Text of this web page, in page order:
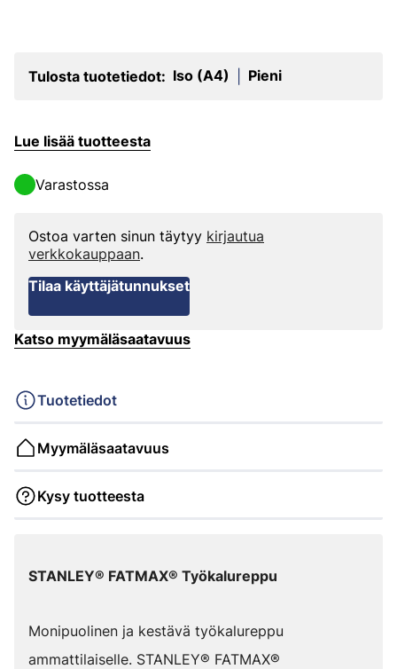
Tulosta tuotetiedot: Iso (A4) Pieni
Lue lisää tuotteesta
Varastossa
Ostoa varten sinun täytyy kirjautua
verkkokauppaan.
Tilaa käyttäjätunnukset
Katso myymäläsaatavuus
Tuotetiedot
Myymäläsaatavuus
Kysy tuotteesta
STANLEY® FATMAX® Työkalureppu
Monipuolinen ja kestävä työkalureppu
ammattilaiselle. STANLEY® FATMAX®